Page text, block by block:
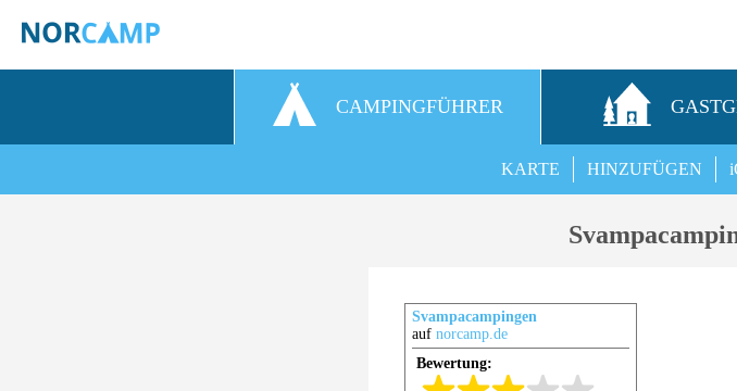
CAMPINGFÜHRER
HINZUFÜGEN
KARTE
Svampacampingen
aufnorcamp.de